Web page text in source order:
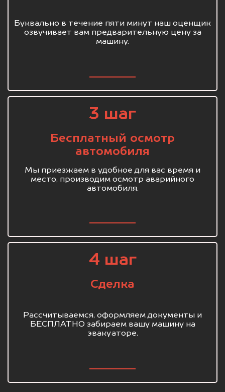
Буквально в течение пяти минут наш оценщик
озвучивает вам предварительную цену за
машину.
3 шаг
Бесплатный осмотр
автомобиля
Мы приезжаем в удобное для вас время и
место, производим осмотр аварийного
автомобиля.
4 шаг
Сделка
Рассчитываемся, оформляем документы и
БЕСПЛАТНО забираем вашу машину на
эвакуаторе.